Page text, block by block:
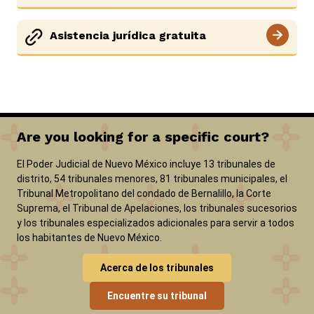
ADA y adaptaciones
View site in English
Asistencia jurídica gratuita
Are you looking for a specific court?
El Poder Judicial de Nuevo México incluye 13 tribunales de
distrito, 54 tribunales menores, 81 tribunales municipales, el
Tribunal Metropolitano del condado de Bernalillo, la Corte
Suprema, el Tribunal de Apelaciones, los tribunales sucesorios
y los tribunales especializados adicionales para servir a todos
los habitantes de Nuevo México.
Acerca de los tribunales
Encuentre su tribunal